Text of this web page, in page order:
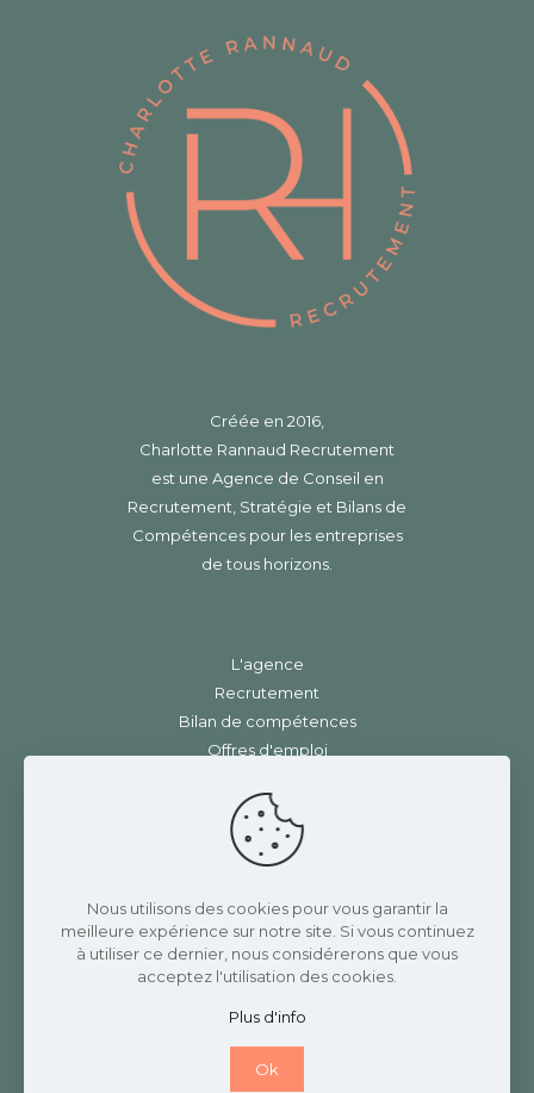
Créée en 2016,
Charlotte Rannaud Recrutement
est une Agence de Conseil en
Recrutement, Stratégie et Bilans de
Compétences pour les entreprises
de tous horizons.
L'agence
Recrutement
Bilan de compétences
Offres d'emploi
Mentions légales
Charlotte Rannaud Recrutement
3 Place de la gare
42410 CHAVANAY
07 82 69 17 58
Nous utilisons des cookies pour vous garantir la
meilleure expérience sur notre site. Si vous continuez
à utiliser ce dernier, nous considérerons que vous
acceptez l'utilisation des cookies.
Plus d'info
Ok